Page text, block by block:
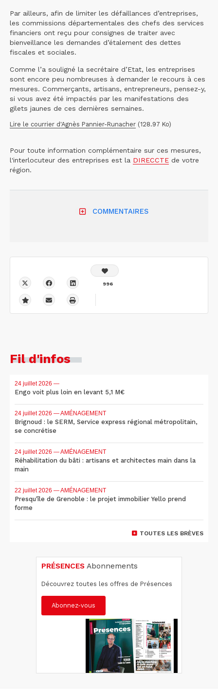
Par ailleurs, afin de limiter les défaillances d’entreprises,
les commissions départementales des chefs des services
financiers ont reçu pour consignes de traiter avec
bienveillance les demandes d’étalement des dettes
fiscales et sociales.
Comme l’a souligné la secrétaire d’Etat, les entreprises
sont encore peu nombreuses à demander le recours à ces
mesures. Commerçants, artisans, entrepreneurs, pensez-y,
si vous avez été impactés par les manifestations des
gilets jaunes de ces dernières semaines.
Lire le courrier d'Agnès Pannier-Runacher (128.97 Ko)
Pour toute information complémentaire sur ces mesures,
l'interlocuteur des entreprises est la DIRECCTE de votre
région.
COMMENTAIRES
996
Fil d'infos
24 juillet 2026 —
Engo voit plus loin en levant 5,1 M€
24 juillet 2026 — AMÉNAGEMENT
Brignoud : le SERM, Service express régional métropolitain,
se concrétise
24 juillet 2026 — AMÉNAGEMENT
Réhabilitation du bâti : artisans et architectes main dans la
main
22 juillet 2026 — AMÉNAGEMENT
Presqu'île de Grenoble : le projet immobilier Yello prend
forme
TOUTES LES BRÈVES
PRÉSENCES Abonnements
Découvrez toutes les offres de Présences
Abonnez-vous